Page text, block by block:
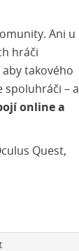
Ani u
hráči
takového
spoluhráči – a
online a
Quest,